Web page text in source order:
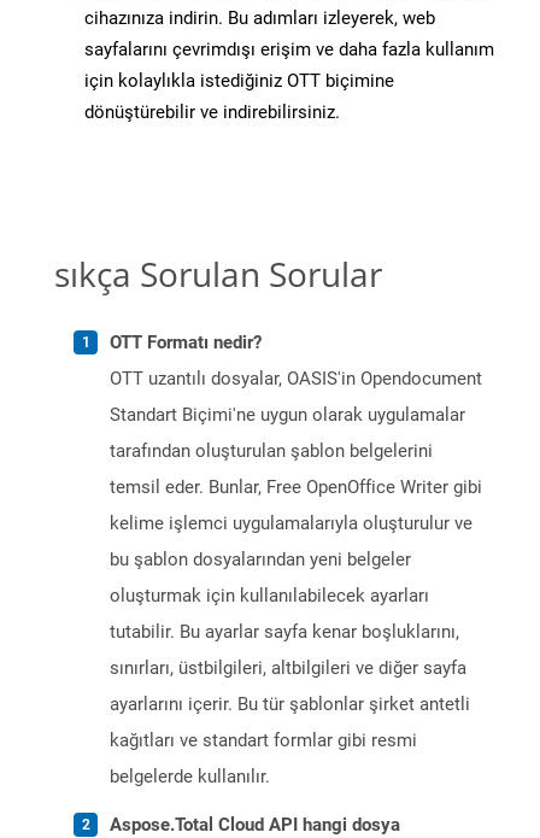
cihazınıza indirin. Bu adımları izleyerek, web
sayfalarını çevrimdışı erişim ve daha fazla kullanım
için kolaylıkla istediğiniz OTT biçimine
dönüştürebilir ve indirebilirsiniz.
sıkça Sorulan Sorular
OTT Formatı nedir?
OTT uzantılı dosyalar, OASIS'in Opendocument
Standart Biçimi'ne uygun olarak uygulamalar
tarafından oluşturulan şablon belgelerini
temsil eder. Bunlar, Free OpenOffice Writer gibi
kelime işlemci uygulamalarıyla oluşturulur ve
bu şablon dosyalarından yeni belgeler
oluşturmak için kullanılabilecek ayarları
tutabilir. Bu ayarlar sayfa kenar boşluklarını,
sınırları, üstbilgileri, altbilgileri ve diğer sayfa
ayarlarını içerir. Bu tür şablonlar şirket antetli
kağıtları ve standart formlar gibi resmi
belgelerde kullanılır.
Aspose.Total Cloud API hangi dosya